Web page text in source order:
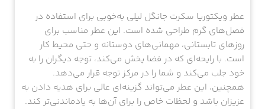
عطر ویکتوریا سکرت جانگل لیلی به‌خوبی برای استفاده در
فصل‌های گرم طراحی شده است. این عطر مناسب برای
روزهای تابستانی، مهمانی‌های دوستانه و حتی محیط کار
است. با رایحه‌ای که در فضا پخش می‌کند، توجه دیگران را به
خود جلب می‌کند و شما را در مرکز توجه قرار می‌دهد.
همچنین، این عطر می‌تواند گزینه‌ای عالی برای هدیه دادن به
عزیزان باشد و لحظات خاص را برای آن‌ها به یادماندنی‌تر کند.